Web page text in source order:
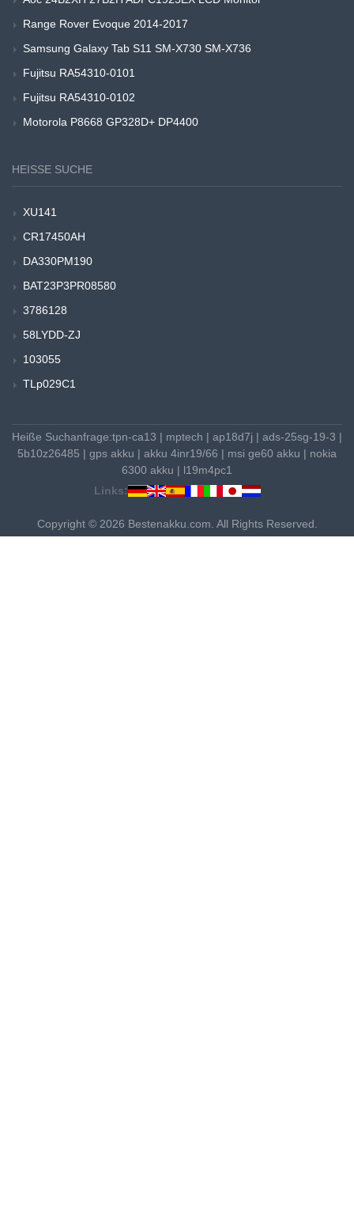
Range Rover Evoque 2014-2017
Samsung Galaxy Tab S11 SM-X730 SM-X736
Fujitsu RA54310-0101
Fujitsu RA54310-0102
Motorola P8668 GP328D+ DP4400
HEISSE SUCHE
XU141
CR17450AH
DA330PM190
BAT23P3PR08580
3786128
58LYDD-ZJ
103055
TLp029C1
Heiße Suchanfrage:tpn-ca13 | mptech | ap18d7j | ads-25sg-19-3 |
5b10z26485 | gps akku | akku 4inr19/66 | msi ge60 akku | nokia
6300 akku | l19m4pc1
Links:
Copyright © 2026 Bestenakku.com. All Rights Reserved.